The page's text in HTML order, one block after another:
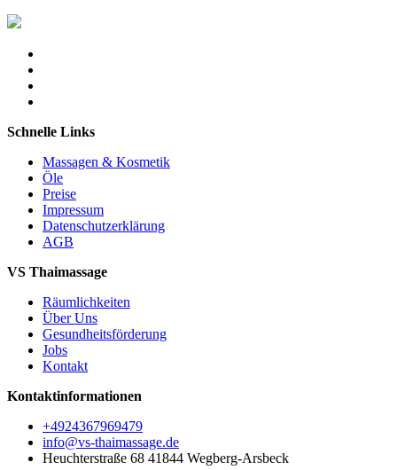
Schnelle Links
Massagen & Kosmetik
Öle
Preise
Impressum
Datenschutzerklärung
AGB
VS Thaimassage
Räumlichkeiten
Über Uns
Gesundheitsförderung
Jobs
Kontakt
Kontaktinformationen
+4924367969479
info@vs-thaimassage.de
Heuchterstraße 68 41844 Wegberg-Arsbeck